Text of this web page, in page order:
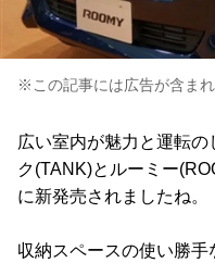
※この記事には広告が含ま
広い室内が魅力と運転の
ク(TANK)とルーミー
に新発売されましたね。
収納スペースの使い勝